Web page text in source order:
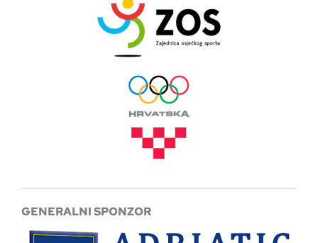
GENERALNI SPONZOR